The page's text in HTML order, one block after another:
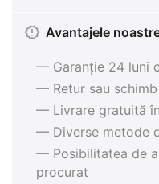
Avantajele
— Garanție 24 luni
— Retur sau
— Livrare gratuită
— Diverse metode
— Posibilitatea de
procurat